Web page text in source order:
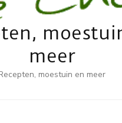
meer
moestuin en meer